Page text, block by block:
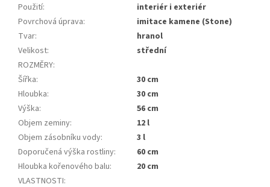
Použití:
interiér i exteriér
Povrchová úprava:
imitace kamene (Stone)
Tvar:
hranol
Velikost:
střední
ROZMĚRY:
Šířka:
30 cm
Hloubka:
30 cm
Výška:
56 cm
Objem zeminy:
12 l
Objem zásobníku vody:
3 l
Doporučená výška rostliny:
60 cm
Hloubka kořenového balu:
20 cm
VLASTNOSTI: